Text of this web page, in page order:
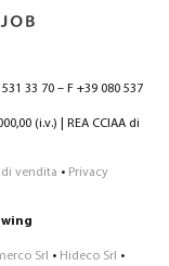
33 70 – F +39 080 537
(i.v.) | REA CCIAA di
vendita • Privacy
Srl • Hideco Srl •